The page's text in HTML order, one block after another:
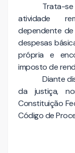
Trata-
atividade
dependente
despesas
própria e
imposto de
Diante
da justiça,
Constituição
Código de